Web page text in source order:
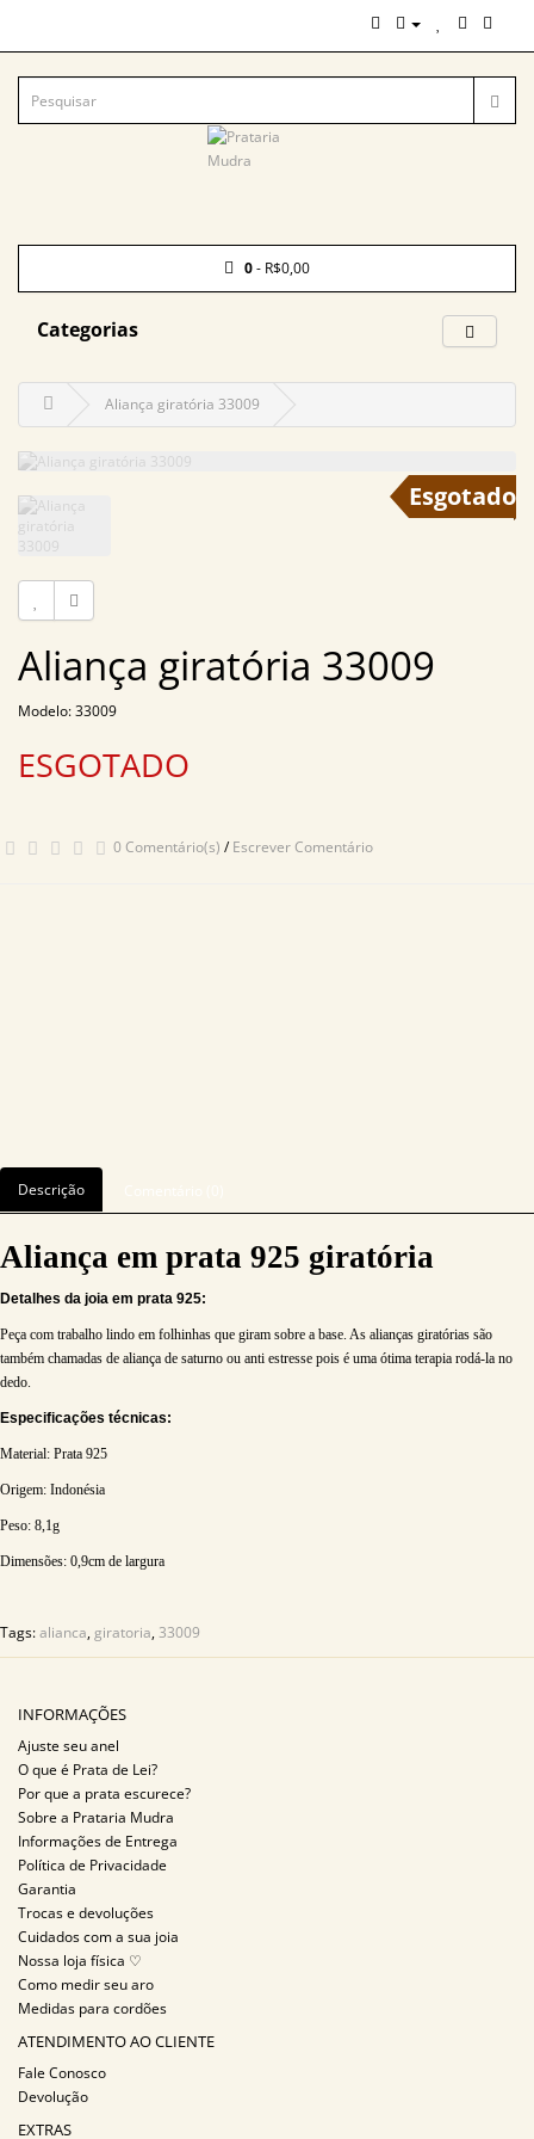
0- R$0,00
Categorias
Aliança giratória 33009
Aliança giratória 33009
Modelo: 33009
ESGOTADO
0 Comentário(s) /Escrever Comentário
Descrição
Aliança em prata 925 giratória
Detalhes da joia em prata 925:
Peça com trabalho lindo em folhinhas que giram sobre a base. As alianças giratórias são
também chamadas de aliança de saturno ou anti estresse pois é uma ótima terapia rodá-la no
dedo.
Especificações técnicas:
Material: Prata 925
Origem: Indonésia
Peso: 8,1g
Dimensões: 0,9cm de largura
Tags:alianca, giratoria,33009
INFORMAÇÕES
Ajuste seu anel
O que é Prata de Lei?
Por que a prata escurece?
Sobre a Prataria Mudra
Informações de Entrega
Política de Privacidade
Garantia
Trocas e devoluções
Cuidados com a sua joia
Nossa loja física ♡
Como medir seu aro
Medidas para cordões
ATENDIMENTO AO CLIENTE
Fale Conosco
Devolução
EXTRAS